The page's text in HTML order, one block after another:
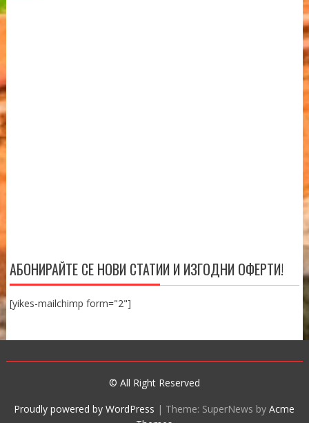
АБОНИРАЙТЕ СЕ НОВИ СТАТИИ И ИЗГОДНИ ОФЕРТИ!
[yikes-mailchimp form="2"]
© All Right Reserved
Proudly powered by WordPress | Theme: SuperNews byAcme